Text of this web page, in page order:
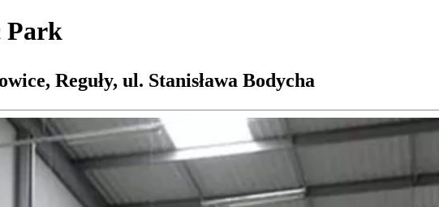
Park
Reguły, ul. Stanisława Bodycha